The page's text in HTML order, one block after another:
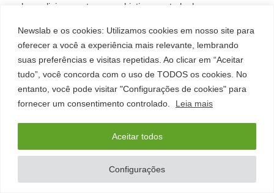
Newslab e os cookies: Utilizamos cookies em nosso site para
oferecer a você a experiência mais relevante, lembrando
suas preferências e visitas repetidas. Ao clicar em “Aceitar
tudo”, você concorda com o uso de TODOS os cookies. No
entanto, você pode visitar "Configurações de cookies" para
fornecer um consentimento controlado.
Leia mais
Configurações
Aceitar todos
da medicina que tem por objetivo o estudo das …